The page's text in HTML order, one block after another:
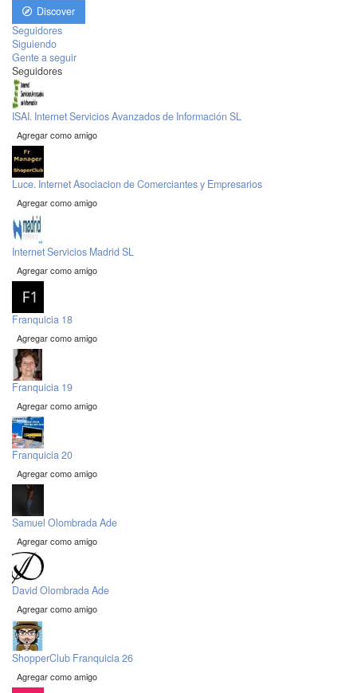
Discover
Seguidores
Siguiendo
Gente a seguir
Seguidores
ISAI. Internet Servicios Avanzados de Información SL
Agregar como amigo
Luce. Internet Asociacion de Comerciantes y Empresarios
Agregar como amigo
Internet Servicios Madrid SL
Agregar como amigo
Franquicia 18
Agregar como amigo
Franquicia 19
Agregar como amigo
Franquicia 20
Agregar como amigo
Samuel Olombrada Ade
Agregar como amigo
David Olombrada Ade
Agregar como amigo
ShopperClub Franquicia 26
Agregar como amigo